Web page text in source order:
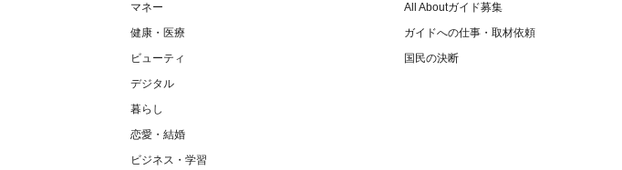
マネー
健康・医療
ビューティ
デジタル
暮らし
恋愛・結婚
ビジネス・学習
All Aboutガイド募集
ガイドへの仕事・取材依頼
国民の決断